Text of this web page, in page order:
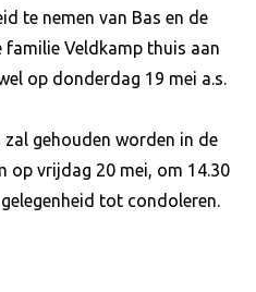
te nemen van Bas en de
Veldkamp thuis aan
op donderdag 19 mei a.s.
gehouden worden in de
op vrijdag 20 mei, om 14.30
tot condoleren.